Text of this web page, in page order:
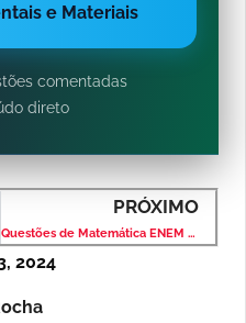
e Materiais
comentadas
direto
PRÓXIMO
Questões de Matemática ENEM Resolvidas Passo a Passo: O Material Completo que Você Precisa
2024